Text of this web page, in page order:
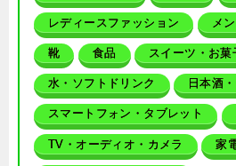
レディースファッション メ
靴 食品 スイーツ・お菓
水・ソフトドリンク 日本酒
スマートフォン・タブレット
TV・オーディオ・カメラ 家